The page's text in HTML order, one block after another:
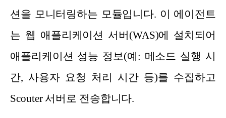
션을 모니터링하는 모듈입니다. 이 에이전트
는 웹 애플리케이션 서버(WAS)에 설치되어
애플리케이션 성능 정보(예: 메소드 실행 시
간, 사용자 요청 처리 시간 등)를 수집하고
Scouter 서버로 전송합니다.